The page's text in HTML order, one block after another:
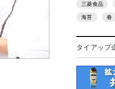
三菱食品
海苔 春
タイアップ